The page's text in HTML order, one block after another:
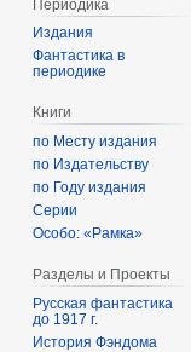
Периодика
Издания
Фантастика в
периодике
Книги
по Месту издания
по Издательству
по Году издания
Серии
Особо: «Рамка»
Разделы и Проекты
Русская фантастика
до 1917 г.
История Фэндома